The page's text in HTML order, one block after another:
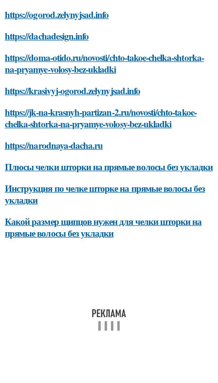
https://ogorod.zelynyjsad.info
https://dachadesign.info
https://doma-otido.ru/novosti/chto-takoe-chelka-shtorka-
na-pryamye-volosy-bez-ukladki
https://krasivyj-ogorod.zelynyjsad.info
https://jk-na-krasnyh-partizan-2.ru/novosti/chto-takoe-
chelka-shtorka-na-pryamye-volosy-bez-ukladki
https://narodnaya-dacha.ru
Плюсы челки шторки на прямые волосы без укладки
Инструкция по челке шторке на прямые волосы без
укладки
Какой размер щипцов нужен для челки шторки на
прямые волосы без укладки